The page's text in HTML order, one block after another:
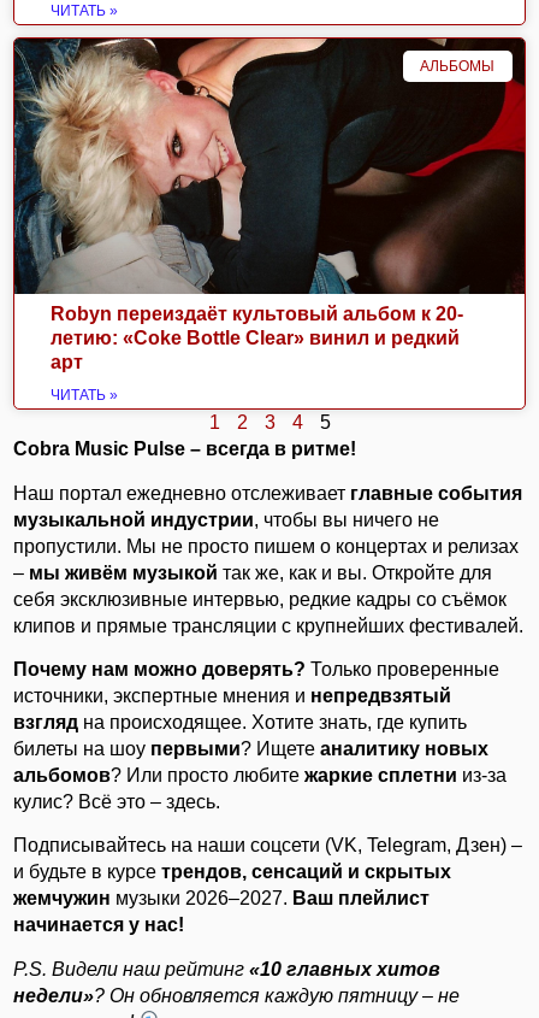
ЧИТАТЬ »
АЛЬБОМЫ
Robyn переиздаёт культовый альбом к 20-
летию: «Coke Bottle Clear» винил и редкий
арт
ЧИТАТЬ »
1 2 3 4
5
Cobra Music Pulse – всегда в ритме!
Наш портал ежедневно отслеживает главные события
музыкальной индустрии, чтобы вы ничего не
пропустили. Мы не просто пишем о концертах и релизах
– мы живём музыкой так же, как и вы. Откройте для
себя эксклюзивные интервью, редкие кадры со съёмок
клипов и прямые трансляции с крупнейших фестивалей.
Почему нам можно доверять? Только проверенные
источники, экспертные мнения и непредвзятый
взгляд на происходящее. Хотите знать, где купить
билеты на шоу первыми? Ищетеаналитику новых
альбомов? Или просто любитежаркие сплетни из-за
кулис? Всё это – здесь.
Подписывайтесь на наши соцсети (VK, Telegram, Дзен) –
и будьте в курсетрендов, сенсаций и скрытых
жемчужин музыки 2026–2027. Ваш плейлист
начинается у нас!
P.S. Видели наш рейтинг«10 главных хитов
недели»? Он обновляется каждую пятницу – не